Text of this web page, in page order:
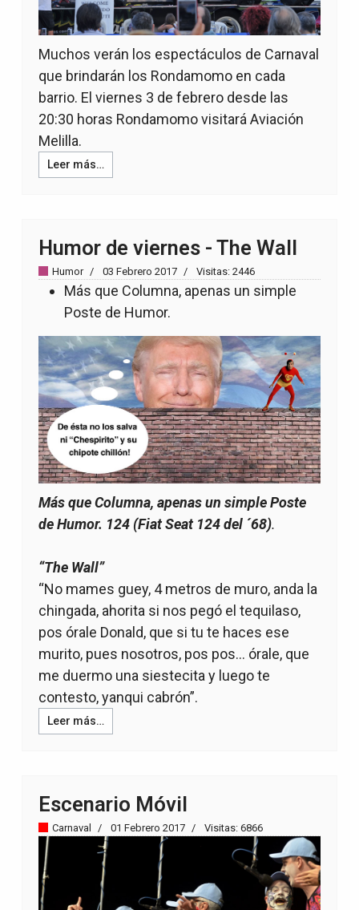
Muchos verán los espectáculos de Carnaval
que brindarán los Rondamomo en cada
barrio. El viernes 3 de febrero desde las
20:30 horas Rondamomo visitará Aviación
Melilla.
Leer más…
Humor de viernes - The Wall
Humor 03 Febrero 2017 Visitas: 2446
Más que Columna, apenas un simple
Poste de Humor.
Más que Columna, apenas un simple Poste
de Humor. 124 (Fiat Seat 124 del ´68).
“The Wall”
“No mames guey, 4 metros de muro, anda la
chingada, ahorita si nos pegó el tequilaso,
pos órale Donald, que si tu te haces ese
murito, pues nosotros, pos pos… órale, que
me duermo una siestecita y luego te
contesto, yanqui cabrón”.
Leer más…
Escenario Móvil
Carnaval 01 Febrero 2017 Visitas: 6866